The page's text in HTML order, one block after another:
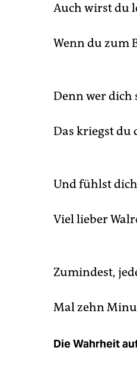
Auch wirst du
Wenn du zum
Denn wer dich
Das kriegst
Und fühlst
Viel lieber
Zumindest,
Mal zehn
Die Wahrheit